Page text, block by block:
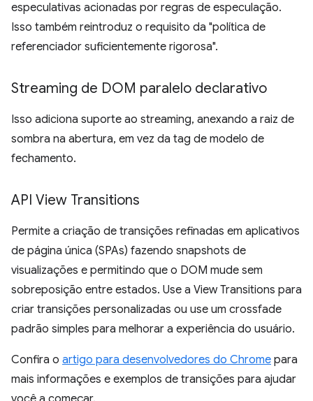
especulativas acionadas por regras de especulação.
Isso também reintroduz o requisito da "política de
referenciador suficientemente rigorosa".
Streaming de DOM paralelo declarativo
Isso adiciona suporte ao streaming, anexando a raiz de
sombra na abertura, em vez da tag de modelo de
fechamento.
API View Transitions
Permite a criação de transições refinadas em aplicativos
de página única (SPAs) fazendo snapshots de
visualizações e permitindo que o DOM mude sem
sobreposição entre estados. Use a View Transitions para
criar transições personalizadas ou use um crossfade
padrão simples para melhorar a experiência do usuário.
Confira o artigo para desenvolvedores do Chrome para
mais informações e exemplos de transições para ajudar